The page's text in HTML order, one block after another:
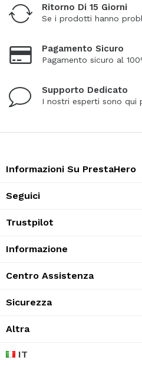
Ritorno Di 15 Giorni
Se i prodotti hanno
Pagamento Sicuro
Pagamento sicuro al
Supporto Dedicato
I nostri esperti sono qui
Informazioni Su PrestaHero
Seguici
Trustpilot
Informazione
Centro Assistenza
Sicurezza
Altra
IT